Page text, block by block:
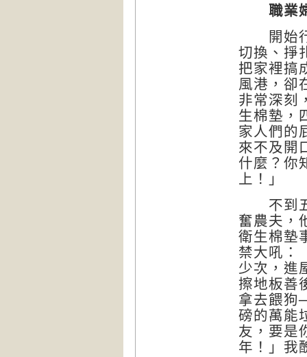
職業
開始行
切換、掙
把家裡搞
風港，卻
非常深刻
生棉墊，
家人們的
來不及開
什麼？你
上！」
不到五
奮農夫，
衛生棉墊
禁大吼：
少次，進
擦地板善
拿去餵狗
磅的萬能
友，要是
年！」我